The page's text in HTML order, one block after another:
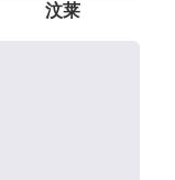
汶莱